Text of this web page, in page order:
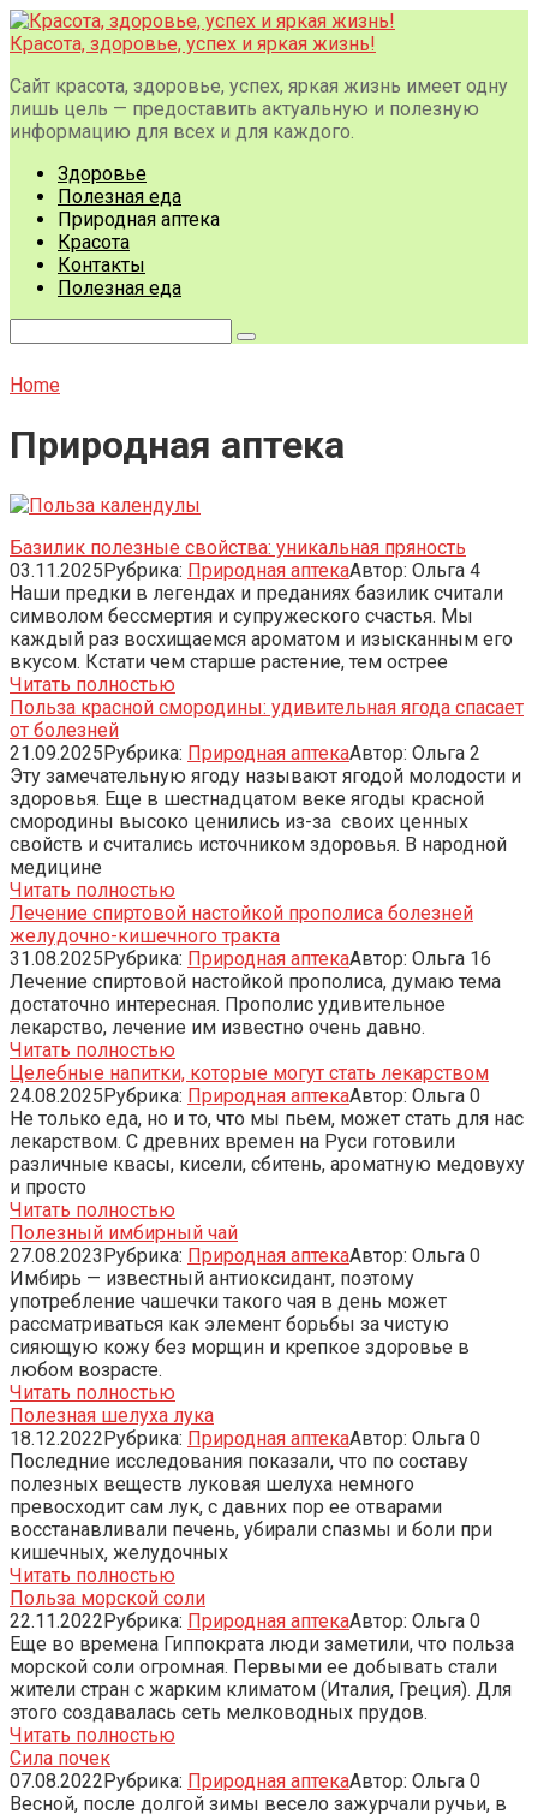
Перейти
к
Красота, здоровье, успех и яркая жизнь!
Сайт красота, здоровье, успех, яркая жизнь имеет одну
лишь цель — предоставить актуальную и полезную
информацию для всех и для каждого.
Здоровье
Полезная еда
Природная аптека
Красота
Контакты
Полезная еда
Home
Природная аптека
Базилик полезные свойства: уникальная пряность
03.11.2025Рубрика: Природная аптекаАвтор: Ольга 4
Наши предки в легендах и преданиях базилик считали
символом бессмертия и супружеского счастья. Мы
каждый раз восхищаемся ароматом и изысканным его
вкусом. Кстати чем старше растение, тем острее
Читать полностью
Польза красной смородины: удивительная ягода спасает
от болезней
21.09.2025Рубрика: Природная аптекаАвтор: Ольга 2
Эту замечательную ягоду называют ягодой молодости и
здоровья. Еще в шестнадцатом веке ягоды красной
смородины высоко ценились из-за своих ценных
свойств и считались источником здоровья. В народной
медицине
Читать полностью
Лечение спиртовой настойкой прополиса болезней
желудочно-кишечного тракта
31.08.2025Рубрика: Природная аптекаАвтор: Ольга 16
Лечение спиртовой настойкой прополиса, думаю тема
достаточно интересная. Прополис удивительное
лекарство, лечение им известно очень давно.
Читать полностью
Целебные напитки, которые могут стать лекарством
24.08.2025Рубрика: Природная аптекаАвтор: Ольга 0
Не только еда, но и то, что мы пьем, может стать для нас
лекарством. С древних времен на Руси готовили
различные квасы, кисели, сбитень, ароматную медовуху
и просто
Читать полностью
Полезный имбирный чай
27.08.2023Рубрика: Природная аптекаАвтор: Ольга 0
Имбирь — известный антиоксидант, поэтому
употребление чашечки такого чая в день может
рассматриваться как элемент борьбы за чистую
сияющую кожу без морщин и крепкое здоровье в
любом возрасте.
Читать полностью
Полезная шелуха лука
18.12.2022Рубрика: Природная аптекаАвтор: Ольга 0
Последние исследования показали, что по составу
полезных веществ луковая шелуха немного
превосходит сам лук, с давних пор ее отварами
восстанавливали печень, убирали спазмы и боли при
кишечных, желудочных
Читать полностью
Польза морской соли
22.11.2022Рубрика: Природная аптекаАвтор: Ольга 0
Еще во времена Гиппократа люди заметили, что польза
морской соли огромная. Первыми ее добывать стали
жители стран с жарким климатом (Италия, Греция). Для
этого создавалась сеть мелководных прудов.
Читать полностью
Сила почек
07.08.2022Рубрика: Природная аптекаАвтор: Ольга 0
Весной, после долгой зимы весело зажурчали ручьи, в